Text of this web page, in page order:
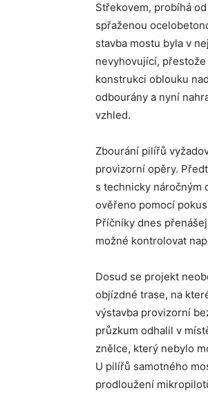
Střekovem, probíhá
spřaženou
stavba mostu byla v
nevyhovující,
konstrukci oblouku
odbourány a nyní
vzhled.
Zbourání pilířů
provizorní opěry.
s technicky náročným
ověřeno pomocí
Příčníky dnes
možné kontrolovat
Dosud se projekt
objízdné trase, na
výstavba provizorní
průzkum odhalil v
znělce, který nebylo
U pilířů samotného
prodloužení